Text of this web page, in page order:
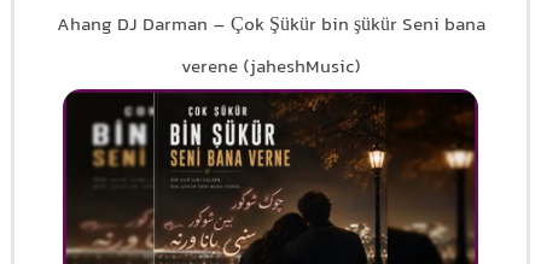
Ahang DJ Darman – Çok Şükür bin şükür Seni bana
verene (jaheshMusic)